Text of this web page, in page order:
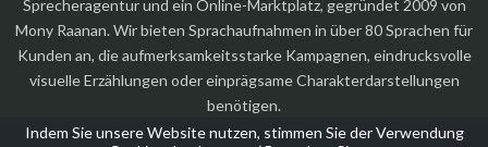
Indem Sie unsere Website nutzen, stimmen Sie der Verwendung
Sprecheragentur und ein Online-Marktplatz, gegründet 2009 von
Mony Raanan. Wir bieten Sprachaufnahmen in über 80 Sprachen für
Kunden an, die aufmerksamkeitsstarke Kampagnen, eindrucksvolle
visuelle Erzählungen oder einprägsame Charakterdarstellungen
benötigen.